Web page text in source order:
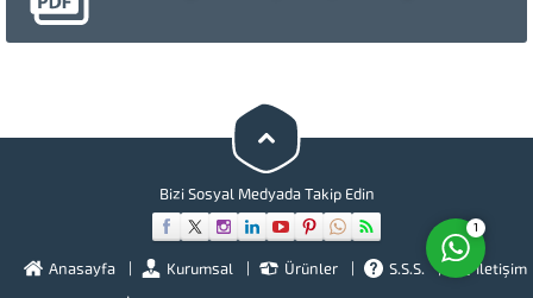
Bizi Sosyal Medyada Takip Edin
Anasayfa Kurumsal Ürünler S.S.S. İletişim
Cevap Yaz
1